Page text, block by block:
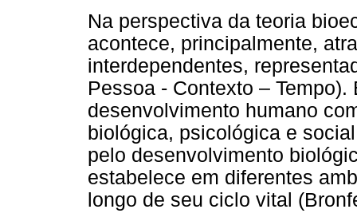
Na perspectiva da teoria
acontece, principalmente,
interdependentes,
Pessoa - Contexto –
desenvolvimento humano
biológica, psicológica e
pelo desenvolvimento
estabelece em diferentes
longo de seu ciclo vital